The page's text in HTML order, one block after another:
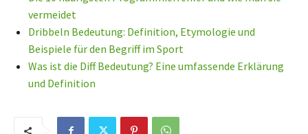
vermeidet
Dribbeln Bedeutung: Definition, Etymologie und
Beispiele für den Begriff im Sport
Was ist die Diff Bedeutung? Eine umfassende Erklärung
und Definition